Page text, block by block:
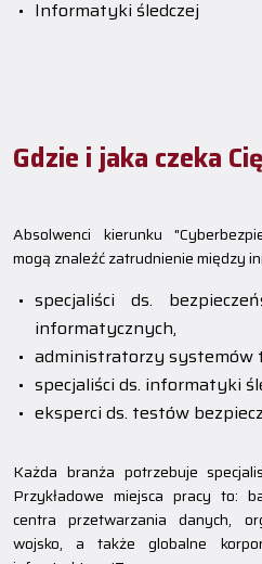
Informatyki śledczej
Gdzie i jaka czeka
Absolwenci kierunku
mogą znaleźć zatrudnienie między
specjaliści ds.
informatycznych,
administratorzy systemów
specjaliści ds. informatyki
eksperci ds. testów
Każda branża potrzebuje
Przykładowe miejsca pracy to:
centra przetwarzania danych,
wojsko, a także globalne